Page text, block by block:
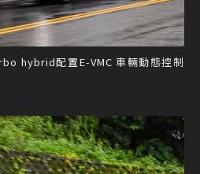
hybrid配置E-VMC 車輛動態控制